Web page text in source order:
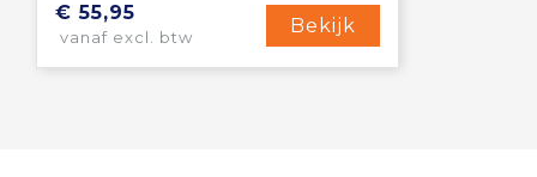
€ 55,95
vanaf excl. btw
Bekijk